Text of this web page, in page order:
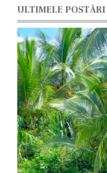
ULTIMELE POSTĂRI